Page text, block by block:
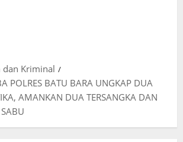
dan Kriminal
POLRES BATU BARA UNGKAP DUA
AMANKAN DUA TERSANGKA DAN